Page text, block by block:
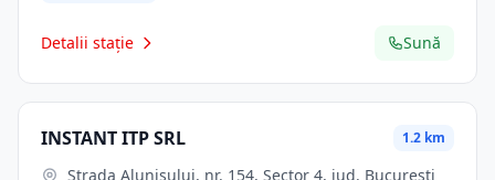
Detalii stație Sună
INSTANT ITP SRL 1.2 km
Strada Alunișului, nr. 154, Sector 4, jud. Bucuresti